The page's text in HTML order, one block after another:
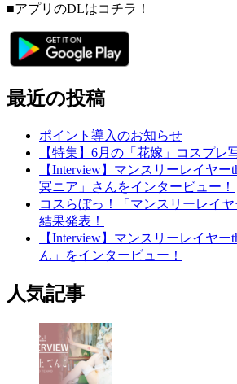
■アプリのDLはコチラ！
最近の投稿
ポイント導入のお知らせ
【特集】6月の「花嫁」コスプレ
【Interview】マンスリーレイヤ
冥ニア」さんをインタービュー！
コスらぼっ！「マンスリーレイヤ
結果発表！
【Interview】マンスリーレイヤ
ん」をインタービュー！
人気記事